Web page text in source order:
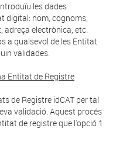
les dades
digital: nom, cognoms,
electrònica, etc.
a qualsevol de les Entitat
validades.
Entitat de Registre
de Registre idCAT per tal
validació. Aquest procés
de registre que l'opció 1